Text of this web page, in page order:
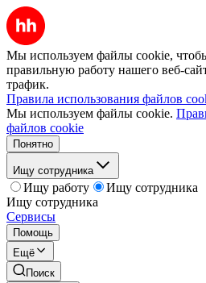
Мы используем файлы cookie,
правильную работу нашего веб-
трафик.
Правила использования файлов
Мы используем файлы cookie.
файлов cookie
Понятно
Ищу сотрудника
Ищу работу
Ищу сотрудника
Ищу сотрудника
Сервисы
Помощь
Ещё
Поиск